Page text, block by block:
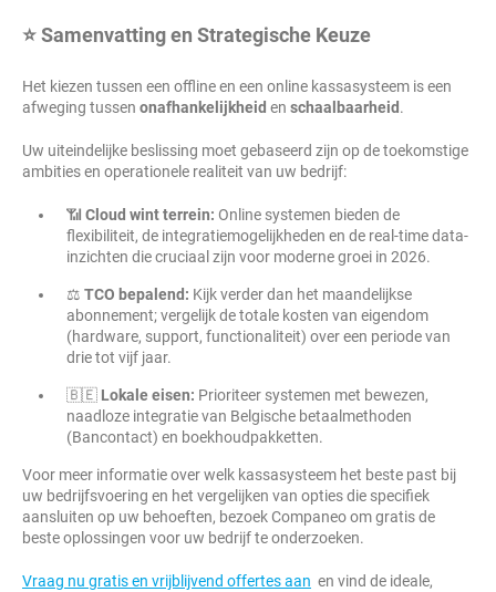
⭐ Samenvatting en Strategische Keuze
Het kiezen tussen een offline en een online kassasysteem is een
afweging tussen onafhankelijkheid en schaalbaarheid.
Uw uiteindelijke beslissing moet gebaseerd zijn op de toekomstige
ambities en operationele realiteit van uw bedrijf:
📶 Cloud wint terrein: Online systemen bieden de
flexibiliteit, de integratiemogelijkheden en de real-time data-
inzichten die cruciaal zijn voor moderne groei in 2026.
⚖️ TCO bepalend: Kijk verder dan het maandelijkse
abonnement; vergelijk de totale kosten van eigendom
(hardware, support, functionaliteit) over een periode van
drie tot vijf jaar.
🇧🇪 Lokale eisen: Prioriteer systemen met bewezen,
naadloze integratie van Belgische betaalmethoden
(Bancontact) en boekhoudpakketten.
Voor meer informatie over welk kassasysteem het beste past bij
uw bedrijfsvoering en het vergelijken van opties die specifiek
aansluiten op uw behoeften, bezoek Companeo om gratis de
beste oplossingen voor uw bedrijf te onderzoeken.
Vraag nu gratis en vrijblijvend offertes aan en vind de ideale,